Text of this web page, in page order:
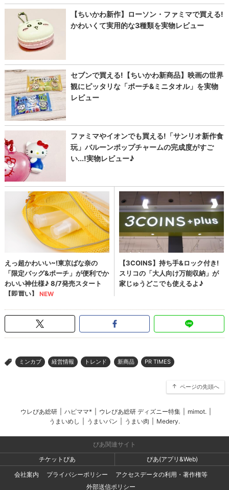
> ミンカブ 経営情報 トレンド 新商品 PR TIMES
ページの先頭へ
ウレぴあ総研 ハピママ* ウレぴあ総研 ディズニー特集 mimot.
うまいめし
うまいパン うまい肉 Medery.
ぴあ関連サイト
チケットぴあ
ぴあ(アプリ&Web)
会社案内
プライバシーポリシー
アクセスデータの利用・著作権等
外部送信ポリシー